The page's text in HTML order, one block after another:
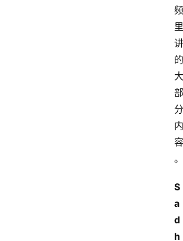
频
里
讲
的
大
部
分
内
容
。
S
a
d
h